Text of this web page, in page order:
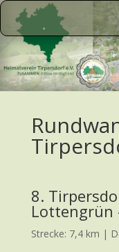
8.
Lottengrün
Strecke: 7,4 km |